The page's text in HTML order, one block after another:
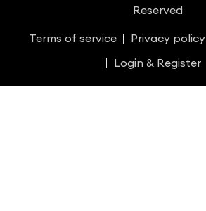
Reserved
Terms of service
Privacy policy
Login & Register